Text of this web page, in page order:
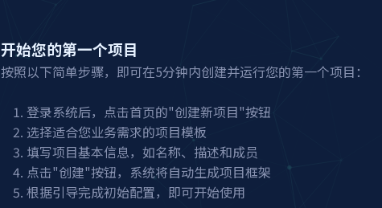
开始您的第一个项目
按照以下简单步骤，即可在5分钟内创建并运行您的第一个项目：
登录系统后，点击首页的"创建新项目"按钮
选择适合您业务需求的项目模板
填写项目基本信息，如名称、描述和成员
点击"创建"按钮，系统将自动生成项目框架
根据引导完成初始配置，即可开始使用